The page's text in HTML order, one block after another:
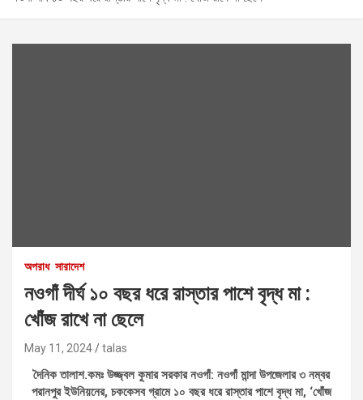
অপরাধ সারাদেশ
নওগাঁ দীর্ঘ ১০ বছর ধরে রাস্তার পাশে বৃদ্ধ মা :
খোঁজ রাখে না ছেলে
May 11, 2024 talas
দৈনিক তালাশ.কমঃ উজ্জ্বল কুমার সরকার নওগাঁ: নওগাঁ মান্দা উপজেলার ৩ নম্বর
পরানপুর ইউনিয়নের, চককেসব গ্রামে ১০ বছর ধরে রাস্তার পাশে বৃদ্ধ মা, ‘খোঁজ